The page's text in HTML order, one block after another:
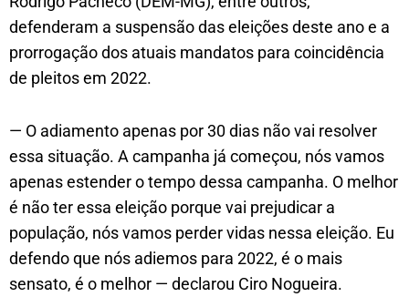
defenderam a suspensão das eleições deste ano e a
prorrogação dos atuais mandatos para coincidência
de pleitos em 2022.
— O adiamento apenas por 30 dias não vai resolver
essa situação. A campanha já começou, nós vamos
apenas estender o tempo dessa campanha. O melhor
é não ter essa eleição porque vai prejudicar a
população, nós vamos perder vidas nessa eleição. Eu
defendo que nós adiemos para 2022, é o mais
sensato, é o melhor — declarou Ciro Nogueira.